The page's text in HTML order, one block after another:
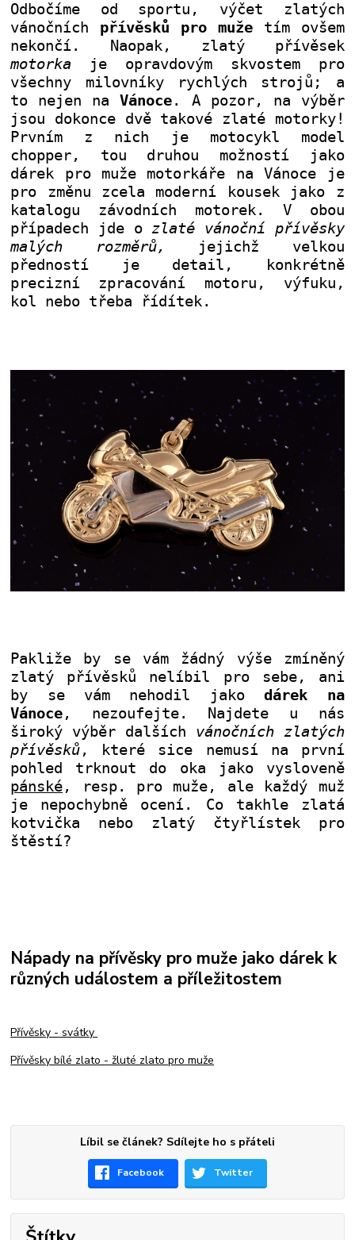
Odbočíme od sportu, výčet zlatých
vánočních přívěsků pro muže tím ovšem
nekončí. Naopak, zlatý přívěsek
motorka je opravdovým skvostem pro
všechny milovníky rychlých strojů; a
to nejen naVánoce. A pozor, na výběr
jsou dokonce dvě takové zlaté motorky!
Prvním z nich je motocykl model
chopper, tou druhou možností jako
dárek pro muže motorkáře na Vánoce je
pro změnu zcela moderní kousek jako z
katalogu závodních motorek. V obou
případech jde ozlaté vánoční přívěsky
malých rozměrů,
jejichž velkou
předností je detail, konkrétně
precizní zpracování motoru, výfuku,
kol nebo třeba řídítek.
Pakliže by se vám žádný výše zmíněný
zlatý přívěsků nelíbil pro sebe, ani
by se vám nehodil jakodárek na
Vánoce, nezoufejte. Najdete u nás
široký výběr dalších vánočních zlatých
přívěsků, které sice nemusí na první
pohled trknout do oka jako vysloveně
pánské, resp. pro muže, ale každý muž
je nepochybně ocení. Co takhle zlatá
kotvička nebo zlatý čtyřlístek pro
štěstí?
Nápady na přívěsky pro muže jako dárek k
různých událostem a příležitostem
Přívěsky - svátky
Přívěsky bílé zlato - žluté zlato pro muže
Líbil se článek? Sdílejte ho s přáteli
Facebook Twitter